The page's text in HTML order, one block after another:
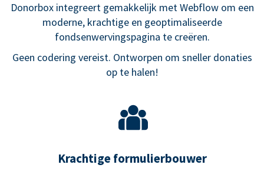
Donorbox integreert gemakkelijk met Webflow om een
moderne, krachtige en geoptimaliseerde
fondsenwervingspagina te creëren.
Geen codering vereist. Ontworpen om sneller donaties
op te halen!
Krachtige formulierbouwer